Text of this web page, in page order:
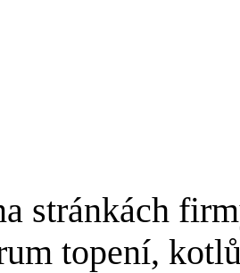
stránkách
topení,